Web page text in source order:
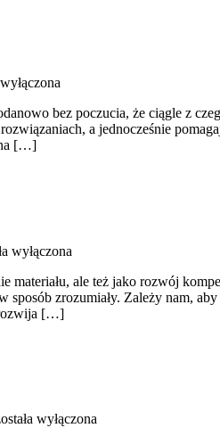
bez poczucia, że ciągle z
a jednocześnie
na […]
wyłączona
ale też jako rozwój
zrozumiały. Zależy nam,
rozwija […]
wyłączona